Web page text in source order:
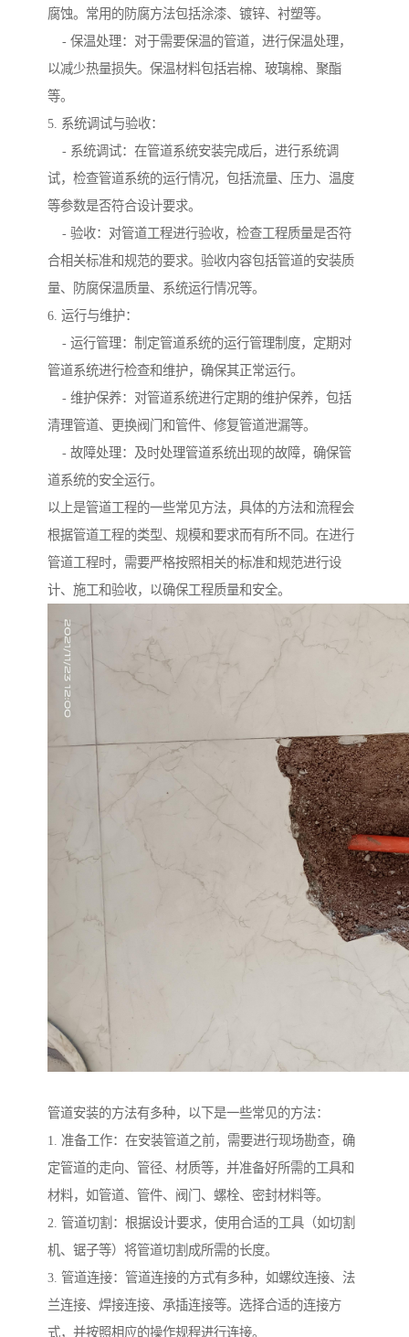
腐蚀。常用的防腐方法包括涂漆、镀锌、衬塑等。
- 保温处理：对于需要保温的管道，进行保温处理，
以减少热量损失。保温材料包括岩棉、玻璃棉、聚酯
等。
5. 系统调试与验收：
- 系统调试：在管道系统安装完成后，进行系统调
试，检查管道系统的运行情况，包括流量、压力、温度
等参数是否符合设计要求。
- 验收：对管道工程进行验收，检查工程质量是否符
合相关标准和规范的要求。验收内容包括管道的安装质
量、防腐保温质量、系统运行情况等。
6. 运行与维护：
- 运行管理：制定管道系统的运行管理制度，定期对
管道系统进行检查和维护，确保其正常运行。
- 维护保养：对管道系统进行定期的维护保养，包括
清理管道、更换阀门和管件、修复管道泄漏等。
- 故障处理：及时处理管道系统出现的故障，确保管
道系统的安全运行。
以上是管道工程的一些常见方法，具体的方法和流程会
根据管道工程的类型、规模和要求而有所不同。在进行
管道工程时，需要严格按照相关的标准和规范进行设
计、施工和验收，以确保工程质量和安全。
管道安装的方法有多种，以下是一些常见的方法：
1. 准备工作：在安装管道之前，需要进行现场勘查，确
定管道的走向、管径、材质等，并准备好所需的工具和
材料，如管道、管件、阀门、螺栓、密封材料等。
2. 管道切割：根据设计要求，使用合适的工具（如切割
机、锯子等）将管道切割成所需的长度。
3. 管道连接：管道连接的方式有多种，如螺纹连接、法
兰连接、焊接连接、承插连接等。选择合适的连接方
式，并按照相应的操作规程进行连接。